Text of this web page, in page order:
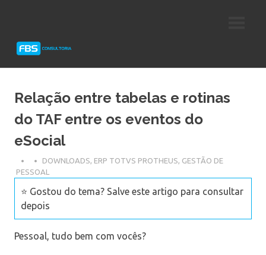
Protheus
Relação entre tabelas e rotinas
do TAF entre os eventos do
eSocial
DOWNLOADS, ERP TOTVS PROTHEUS, GESTÃO DE
PESSOAL
⭐ Gostou do tema? Salve este artigo para consultar
depois
Pessoal, tudo bem com vocês?